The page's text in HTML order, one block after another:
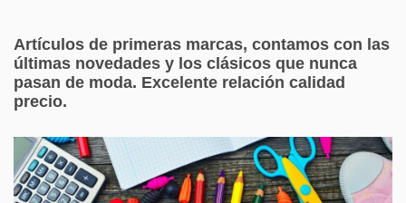
Artículos de primeras marcas, contamos con las
últimas novedades y los clásicos que nunca
pasan de moda. Excelente relación calidad
precio.